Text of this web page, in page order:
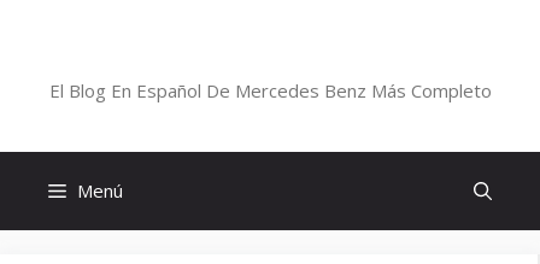
El Blog En Español De Mercedes Benz Más Completo
Menú